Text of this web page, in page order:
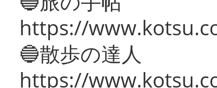
https://
🔵散歩の達人
https://